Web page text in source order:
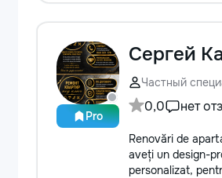
Pro
Сергей
Частный
0,0 нет
Renovări de
aveți un design-
personalizat,